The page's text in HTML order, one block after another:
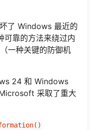
了 Windows 最近的
可靠的方法来绕过内
一种关键的防御机
24 和 Windows
采取了重大